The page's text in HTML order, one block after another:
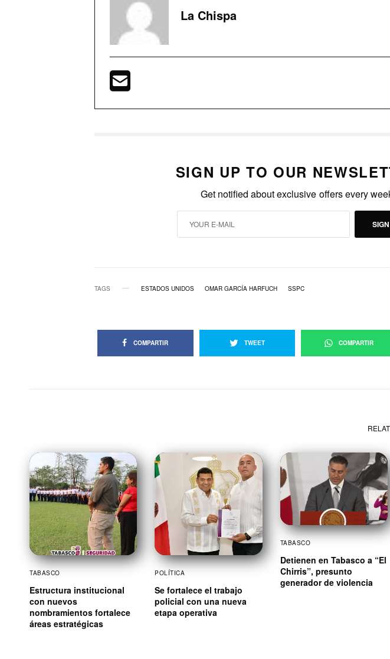
La Chispa
SIGN UP TO OUR
Get notified about exclusive offers every
TAGS ESTADOS UNIDOS OMAR GARCÍA HARFUCH SSPC
COMPARTIR TWEET COMPARTIR
TABASCO
Estructura institucional
con nuevos
nombramientos fortalece
áreas estratégicas
POLÍTICA
Se fortalece el trabajo
policial con una nueva
etapa operativa
TABASCO
Detienen en Tabasco a “El
Chirris”, presunto
generador de violencia